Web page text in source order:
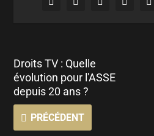
Droits TV : Quelle
évolution pour l'ASSE
depuis 20 ans ?
PRÉCÉDENT